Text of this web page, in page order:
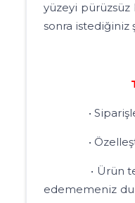
yüzeyi pürüzsüz
sonra istediğiniz
• Siparişler
•
• Ürün
edememeniz